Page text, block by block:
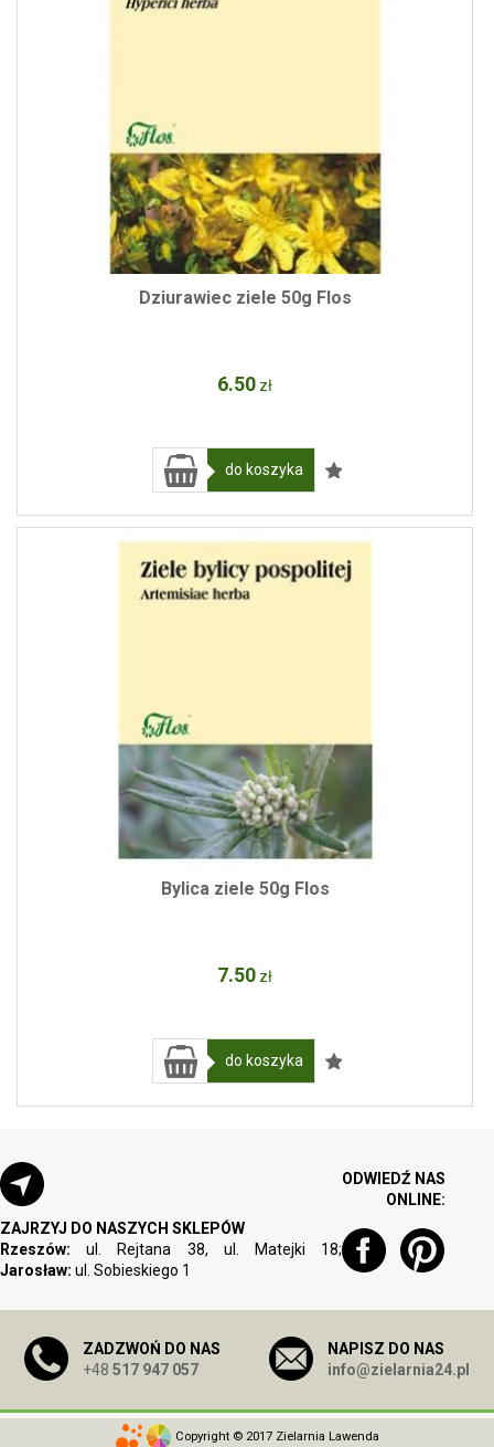
Dziurawiec ziele 50g Flos
6.50 zł
do koszyka
Bylica ziele 50g Flos
7.50 zł
do koszyka
ZAJRZYJ DO NASZYCH SKLEPÓW
Rzeszów: ul. Rejtana 38, ul. Matejki 18;
Jarosław: ul. Sobieskiego 1
ODWIEDŹ NAS
ONLINE:
ZADZWOŃ DO NAS
+48 517 947 057
NAPISZ DO NAS
info@zielarnia24.pl
Copyright © 2017 Zielarnia Lawenda